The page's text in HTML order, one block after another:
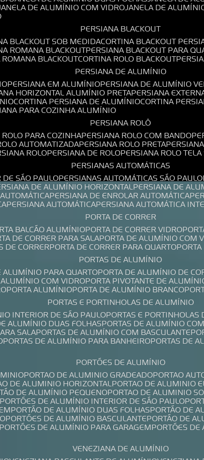
JANELA DE ALUMÍNIO COM VIDRO JANELA DE
PERSIANA BLACKOUT
BLACKOUT SOB MEDIDA CORTINA BLACKOUT
ROMANA BLACKOUT PERSIANA BLACKOUT PARA
ROMANA BLACKOUT CORTINA ROLO BLACKOUT
PERSIANA DE ALUMÍNIO
PERSIANA EM ALUMÍNIO PERSIANA DE ALUMÍNIO
HORIZONTAL ALUMÍNIO PRETA PERSIANA
CORTINA PERSIANA DE ALUMÍNIO CORTINA
PARA COZINHA ALUMÍNIO
PERSIANA ROLÔ
ROLO PARA COZINHA PERSIANA ROLO COM BANDO
AUTOMATIZADA PERSIANA ROLO PRETA
ROLO PERSIANA DE ROLO PERSIANA ROLO
PERSIANAS AUTOMÁTICAS
DE SÃO PAULO PERSIANAS AUTOMÁTICAS SÃO PAULO
DE ALUMÍNIO HORIZONTAL PERSIANA DE
PERSIANA DE ENROLAR AUTOMÁTICA
PERSIANA AUTOMÁTICA PERSIANA AUTOMÁTICA
PORTA DE CORRER
BALCÃO ALUMÍNIO PORTA DE CORRER VIDRO
DE CORRER PARA SALA PORTA DE ALUMÍNIO COM
DE CORRER PORTA DE CORRER PARA QUARTO
PORTAS DE ALUMÍNIO
ALUMÍNIO PARA QUARTO PORTA DE ALUMÍNIO DE
ALUMÍNIO COM VIDRO PORTA PIVOTANTE DE
PORTA ALUMÍNIO PORTA DE ALUMÍNIO BRANCO
PORTAS E PORTINHOLAS DE ALUMÍNIO
INTERIOR DE SÃO PAULO PORTAS E
ALUMÍNIO DUAS FOLHAS PORTAS DE ALUMÍNIO
SALA PORTAS DE ALUMÍNIO COM BASCULANTE
PORTAS DE ALUMÍNIO PARA BANHEIRO PORTAS DE
PORTÕES DE ALUMÍNIO
PORTAO DE ALUMINIO GRADEADO PORTAO
DE ALUMINIO HORIZONTAL PORTAO DE ALUMINIO
DE ALUMÍNIO PEQUENO PORTAO DE ALUMINIO
PORTÕES DE ALUMÍNIO INTERIOR DE SÃO PAULO
PORTÃO DE ALUMÍNIO DUAS FOLHAS PORTÃO DE
PORTÕES DE ALUMÍNIO BASCULANTE PORTÃO DE
PORTÕES DE ALUMÍNIO PARA GARAGEM PORTÕES
VENEZIANA DE ALUMÍNIO